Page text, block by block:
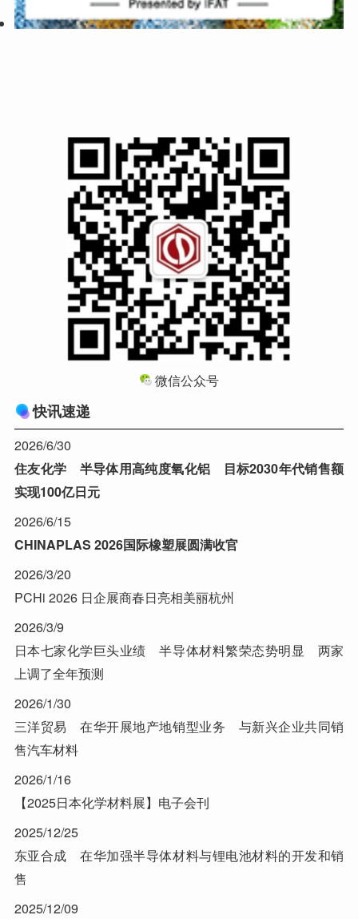
微信公众号
快讯速递
2026/6/30
住友化学 半导体用高纯度氧化铝 目标2030年代销售额
实现100亿日元
2026/6/15
CHINAPLAS 2026国际橡塑展圆满收官
2026/3/20
PCHi 2026 日企展商春日亮相美丽杭州
2026/3/9
日本七家化学巨头业绩 半导体材料繁荣态势明显 两家
上调了全年预测
2026/1/30
三洋贸易 在华开展地产地销型业务 与新兴企业共同销
售汽车材料
2026/1/16
【2025日本化学材料展】电子会刊
2025/12/25
东亚合成 在华加强半导体材料与锂电池材料的开发和销
售
2025/12/09